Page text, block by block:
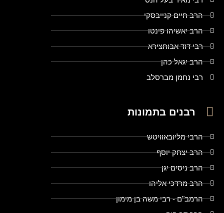
הרב חיים קנייבסקי
הרב יאשיהו פינטו
רבי דוד אבוחצירא
הרב יגאל כהן
רבי נחמן מברסלב
רבנים בתמונות
הרבי מליובאוויטש
הרב יצחק יוסף
הרב ניסים יגן
הרב מרדכי אליהו
הרמב"ם - רבי משה בן מימון